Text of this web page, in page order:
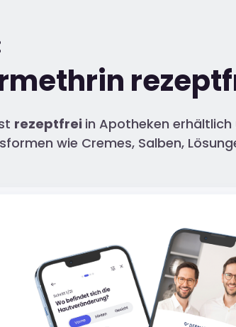
rezeptfrei in Apotheken
wie Cremes, Salben,